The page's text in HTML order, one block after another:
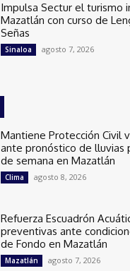
Impulsa Sectur el turismo
Mazatlán con curso de
Señas
Sinaloa agosto 7, 2026
Mantiene Protección Civil
ante pronóstico de lluvias
de semana en Mazatlán
Clima agosto 8, 2026
Refuerza Escuadrón
preventivas ante
de Fondo en Mazatlán
Mazatlán agosto 7, 2026